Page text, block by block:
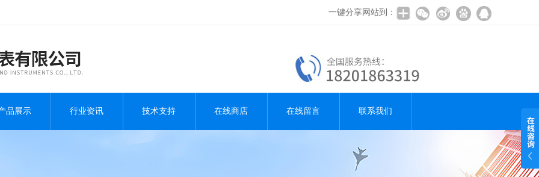
一键分享网站到：
品展示 行业资讯 技术支持 在线商店 在线留言 联系我们